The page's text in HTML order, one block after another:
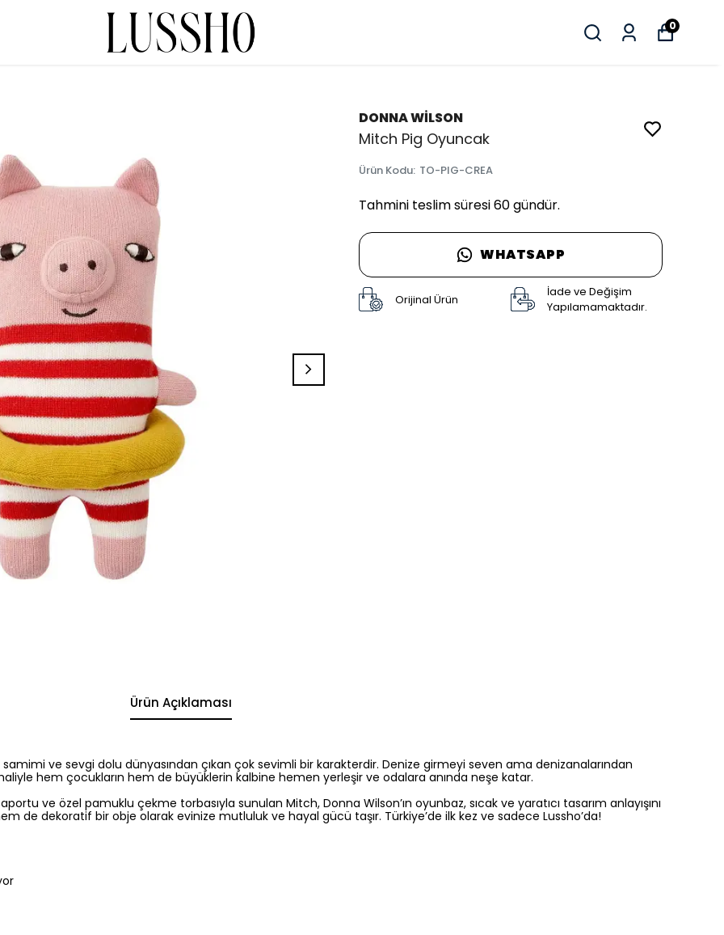
0
DONNA WİLSON
Mitch Pig Oyuncak
Ürün Kodu: TO-PIG-CREA
Tahmini teslim süresi 60 gündür.
WHATSAPP
Orijinal Ürün
İade ve Değişim
Yapılamamaktadır.
Ürün Açıklaması
ve sevgi dolu dünyasından çıkan çok sevimli bir karakterdir. Denize girmeyi seven ama denizanalarından
hem çocukların hem de büyüklerin kalbine hemen yerleşir ve odalara anında neşe katar.
ve özel pamuklu çekme torbasıyla sunulan Mitch, Donna Wilson’ın oyunbaz, sıcak ve yaratıcı tasarım anlayışını
de dekoratif bir obje olarak evinize mutluluk ve hayal gücü taşır. Türkiye’de ilk kez ve sadece Lussho’da!